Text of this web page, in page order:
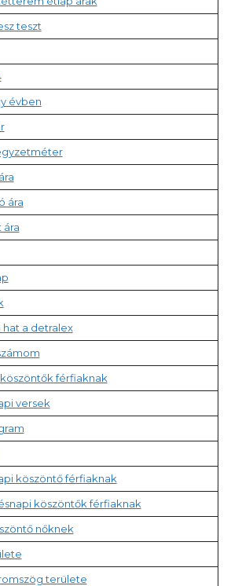
teszt
évben
ára
ára
hat a detralex
férfiaknak
versek
köszöntő férfiaknak
köszöntők férfiaknak
nőknek
területe